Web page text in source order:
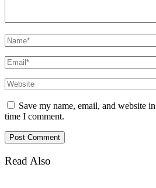
Save my name, email, and website
time I comment.
Read Also